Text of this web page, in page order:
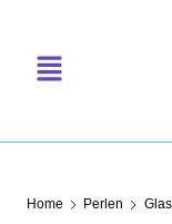
Home Perlen